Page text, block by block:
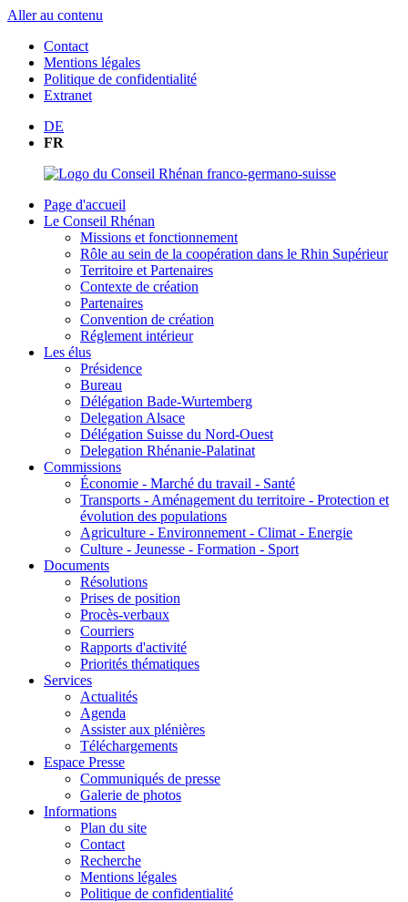
Aller au contenu
Contact
Mentions légales
Politique de confidentialité
Extranet
DE
FR
Page d'accueil
Le Conseil Rhénan
Missions et fonctionnement
Rôle au sein de la coopération dans le Rhin Supérieur
Territoire et Partenaires
Contexte de création
Partenaires
Convention de création
Réglement intérieur
Les élus
Présidence
Bureau
Délégation Bade-Wurtemberg
Delegation Alsace
Délégation Suisse du Nord-Ouest
Delegation Rhénanie-Palatinat
Commissions
Économie - Marché du travail - Santé
Transports - Aménagement du territoire - Protection et
évolution des populations
Agriculture - Environnement - Climat - Energie
Culture - Jeunesse - Formation - Sport
Documents
Résolutions
Prises de position
Procès-verbaux
Courriers
Rapports d'activité
Priorités thématiques
Services
Actualités
Agenda
Assister aux plénières
Téléchargements
Espace Presse
Communiqués de presse
Galerie de photos
Informations
Plan du site
Contact
Recherche
Mentions légales
Politique de confidentialité